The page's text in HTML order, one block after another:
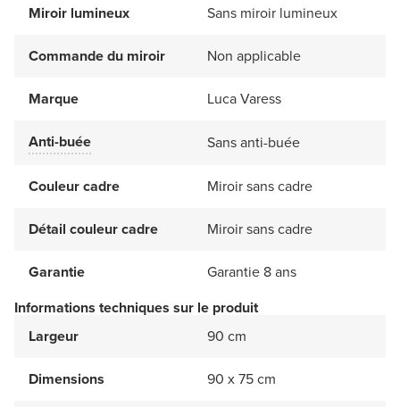
Miroir lumineux Sans miroir lumineux
Commande du miroir Non applicable
Marque Luca Varess
Anti-buée Sans anti-buée
Couleur cadre Miroir sans cadre
Détail couleur cadre Miroir sans cadre
Garantie
Garantie 8 ans
Informations techniques sur le produit
Largeur
90 cm
Dimensions 90 x 75 cm